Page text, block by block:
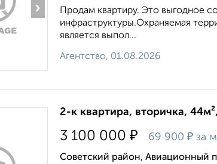
›
Продам квартиру. Это выгодное
инфраструктуры.Охраняемая
является выпол...
Агентство, 01.08.2026
2-к квартира, вторичка,
3 100 000 ₽ 69 900 ₽ за
Советский район, Авиационный